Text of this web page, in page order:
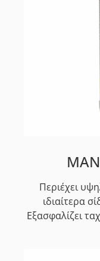
Περιέχει
ιδιαίτερα
Εξασφαλίζει